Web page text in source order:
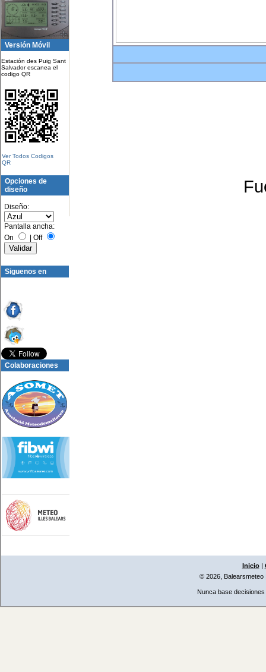
Versión Móvil
Estación des Puig Sant
Salvador escanea el
codigo QR
Ver Todos Codigos
QR
Opciones de
diseño
Diseño:
Pantalla ancha:
On
| Off
Siguenos en
Colaboraciones
Inicio|
© 2026, Balearsmeteo
Nunca base